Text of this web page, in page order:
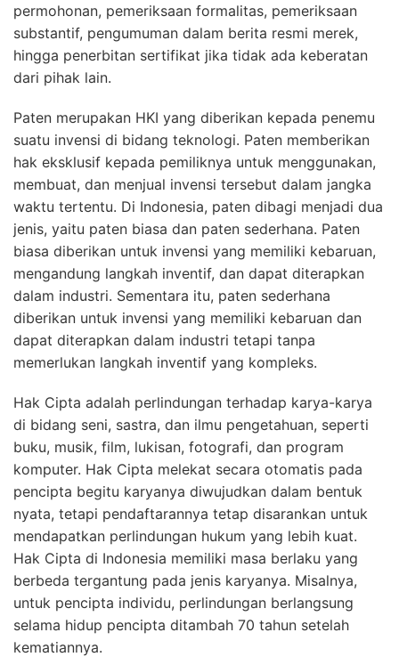
permohonan, pemeriksaan formalitas, pemeriksaan
substantif, pengumuman dalam berita resmi merek,
hingga penerbitan sertifikat jika tidak ada keberatan
dari pihak lain.
Paten merupakan HKI yang diberikan kepada penemu
suatu invensi di bidang teknologi. Paten memberikan
hak eksklusif kepada pemiliknya untuk menggunakan,
membuat, dan menjual invensi tersebut dalam jangka
waktu tertentu. Di Indonesia, paten dibagi menjadi dua
jenis, yaitu paten biasa dan paten sederhana. Paten
biasa diberikan untuk invensi yang memiliki kebaruan,
mengandung langkah inventif, dan dapat diterapkan
dalam industri. Sementara itu, paten sederhana
diberikan untuk invensi yang memiliki kebaruan dan
dapat diterapkan dalam industri tetapi tanpa
memerlukan langkah inventif yang kompleks.
Hak Cipta adalah perlindungan terhadap karya-karya
di bidang seni, sastra, dan ilmu pengetahuan, seperti
buku, musik, film, lukisan, fotografi, dan program
komputer. Hak Cipta melekat secara otomatis pada
pencipta begitu karyanya diwujudkan dalam bentuk
nyata, tetapi pendaftarannya tetap disarankan untuk
mendapatkan perlindungan hukum yang lebih kuat.
Hak Cipta di Indonesia memiliki masa berlaku yang
berbeda tergantung pada jenis karyanya. Misalnya,
untuk pencipta individu, perlindungan berlangsung
selama hidup pencipta ditambah 70 tahun setelah
kematiannya.